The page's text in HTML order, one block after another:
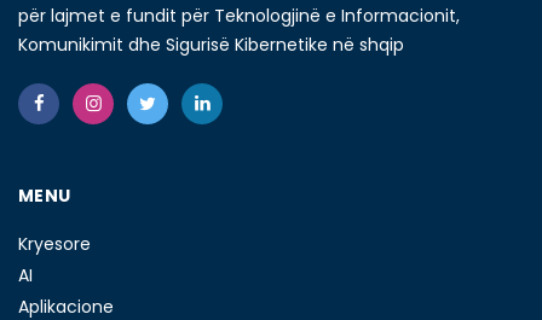
për lajmet e fundit për Teknologjinë e Informacionit,
Komunikimit dhe Sigurisë Kibernetike në shqip
MENU
Kryesore
AI
Aplikacione